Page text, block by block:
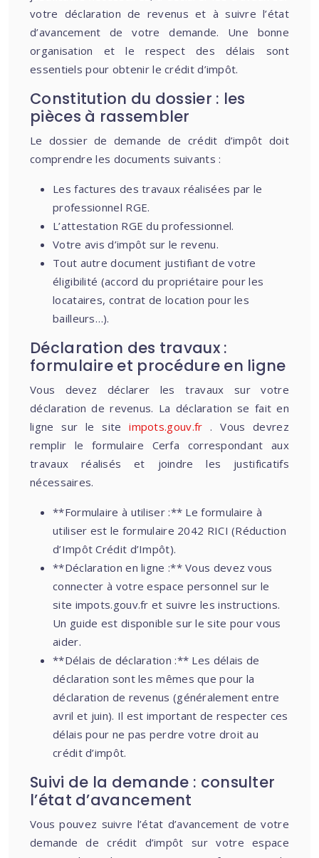
votre déclaration de revenus et à suivre l’état
d’avancement de votre demande. Une bonne
organisation et le respect des délais sont
essentiels pour obtenir le crédit d’impôt.
Constitution du dossier : les
pièces à rassembler
Le dossier de demande de crédit d’impôt doit
comprendre les documents suivants :
Les factures des travaux réalisées par le
professionnel RGE.
L’attestation RGE du professionnel.
Votre avis d’impôt sur le revenu.
Tout autre document justifiant de votre
éligibilité (accord du propriétaire pour les
locataires, contrat de location pour les
bailleurs…).
Déclaration des travaux :
formulaire et procédure en ligne
Vous devez déclarer les travaux sur votre
déclaration de revenus. La déclaration se fait en
ligne sur le siteimpots.gouv.fr. Vous devrez
remplir le formulaire Cerfa correspondant aux
travaux réalisés et joindre les justificatifs
nécessaires.
**Formulaire à utiliser :** Le formulaire à
utiliser est le formulaire 2042 RICI (Réduction
d’Impôt Crédit d’Impôt).
**Déclaration en ligne :** Vous devez vous
connecter à votre espace personnel sur le
site impots.gouv.fr et suivre les instructions.
Un guide est disponible sur le site pour vous
aider.
**Délais de déclaration :** Les délais de
déclaration sont les mêmes que pour la
déclaration de revenus (généralement entre
avril et juin). Il est important de respecter ces
délais pour ne pas perdre votre droit au
crédit d’impôt.
Suivi de la demande : consulter
l’état d’avancement
Vous pouvez suivre l’état d’avancement de votre
demande de crédit d’impôt sur votre espace